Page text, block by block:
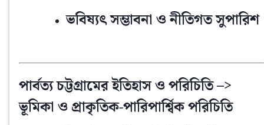
ভবিষ্যৎ সম্ভাবনা ও নীতিগত সুপারিশ
পার্বত্য চট্টগ্রামের ইতিহাস ও পরিচিতি –>
ভূমিকা ও প্রাকৃতিক-পারিপার্শ্বিক পরিচিতি